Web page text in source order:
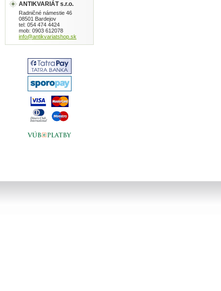
ANTIKVARIÁT s.r.o.
Radničné námestie 46
08501 Bardejov
tel: 054 474 4424
mob: 0903 612078
info@antikvariatshop.sk